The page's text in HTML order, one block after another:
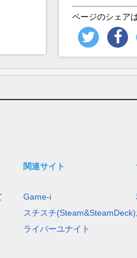
ページのシェア
関連サイト
Game-i
スチスチ(Steam&SteamDeck)
ライバーユナイト